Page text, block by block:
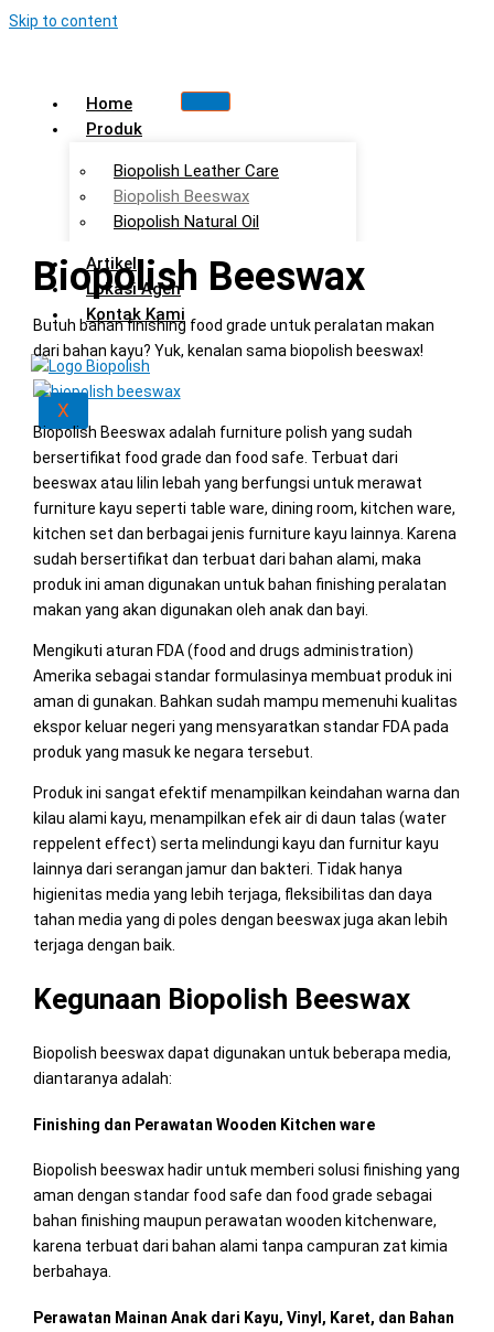
Skip to content
Home
Produk
Biopolish Leather Care
Biopolish Beeswax
Biopolish Natural Oil
Artikel
Lokasi Agen
Kontak Kami
X
Biopolish Beeswax
Butuh bahan finishing food grade untuk peralatan makan
dari bahan kayu? Yuk, kenalan sama biopolish beeswax!
Biopolish Beeswax adalah furniture polish yang sudah
bersertifikat food grade dan food safe. Terbuat dari
beeswax atau lilin lebah yang berfungsi untuk merawat
furniture kayu seperti table ware, dining room, kitchen ware,
kitchen set dan berbagai jenis furniture kayu lainnya. Karena
sudah bersertifikat dan terbuat dari bahan alami, maka
produk ini aman digunakan untuk bahan finishing peralatan
makan yang akan digunakan oleh anak dan bayi.
Mengikuti aturan FDA (food and drugs administration)
Amerika sebagai standar formulasinya membuat produk ini
aman di gunakan. Bahkan sudah mampu memenuhi kualitas
ekspor keluar negeri yang mensyaratkan standar FDA pada
produk yang masuk ke negara tersebut.
Produk ini sangat efektif menampilkan keindahan warna dan
kilau alami kayu, menampilkan efek air di daun talas (water
reppelent effect) serta melindungi kayu dan furnitur kayu
lainnya dari serangan jamur dan bakteri. Tidak hanya
higienitas media yang lebih terjaga, fleksibilitas dan daya
tahan media yang di poles dengan beeswax juga akan lebih
terjaga dengan baik.
Kegunaan Biopolish Beeswax
Biopolish beeswax dapat digunakan untuk beberapa media,
diantaranya adalah:
Finishing dan Perawatan Wooden Kitchen ware
Biopolish beeswax hadir untuk memberi solusi finishing yang
aman dengan standar food safe dan food grade sebagai
bahan finishing maupun perawatan wooden kitchenware,
karena terbuat dari bahan alami tanpa campuran zat kimia
berbahaya.
Perawatan Mainan Anak dari Kayu, Vinyl, Karet, dan Bahan